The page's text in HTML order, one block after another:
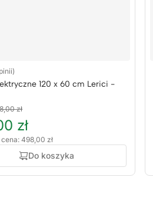
120 x 60 cm Lerici -
zł
zł
498,00 zł
Do koszyka